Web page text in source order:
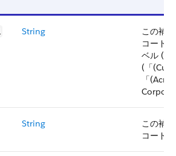
String
この補
コード
ベル (存
(「
「(Acme
String
この補
コード